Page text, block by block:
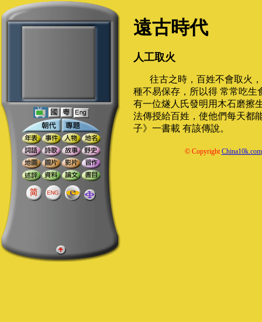
遠古時代
人工取火
往古之時，百姓不會取火
種不易保存，所以得 常常吃生
有一位燧人氏發明用木石磨擦
法傳授給百姓，使他們每天都
子》一書載 有該傳說。
© CopyrightChina10k.com